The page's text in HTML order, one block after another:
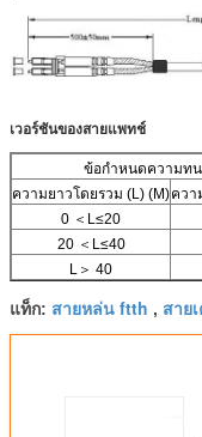
เวอร์ชันของสายแพทช์
ข้อกำหนดความท
ความยาวโดยรวม (L) (M)ควา
0 ＜L≤20
20 ＜L≤40
L＞ 40
แท็ก: สายหล่น ftth , สาย